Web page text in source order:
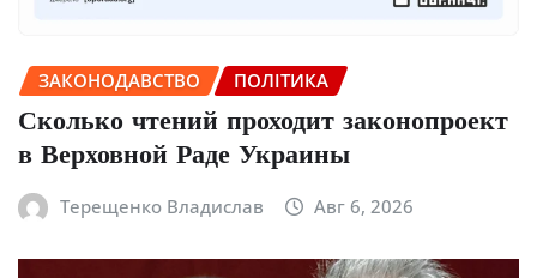
ЗАКОНОДАВСТВО ПОЛІТИКА
Сколько чтений проходит законопроект
в Верховной Раде Украины
Терещенко Владислав Авг 6, 2026